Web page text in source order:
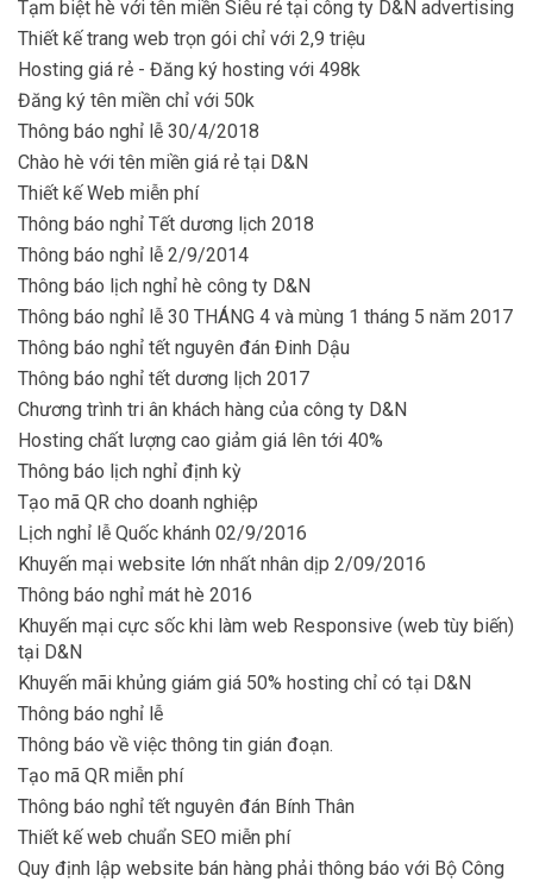
Tạm biệt hè với tên miền Siêu rẻ tại công ty D&N advertising
Thiết kế trang web trọn gói chỉ với 2,9 triệu
Hosting giá rẻ - Đăng ký hosting với 498k
Đăng ký tên miền chỉ với 50k
Thông báo nghỉ lễ 30/4/2018
Chào hè với tên miền giá rẻ tại D&N
Thiết kế Web miễn phí
Thông báo nghỉ Tết dương lịch 2018
Thông báo nghỉ lễ 2/9/2014
Thông báo lịch nghỉ hè công ty D&N
Thông báo nghỉ lễ 30 THÁNG 4 và mùng 1 tháng 5 năm 2017
Thông báo nghỉ tết nguyên đán Đinh Dậu
Thông báo nghỉ tết dương lịch 2017
Chương trình tri ân khách hàng của công ty D&N
Hosting chất lượng cao giảm giá lên tới 40%
Thông báo lịch nghỉ định kỳ
Tạo mã QR cho doanh nghiệp
Lịch nghỉ lễ Quốc khánh 02/9/2016
Khuyến mại website lớn nhất nhân dịp 2/09/2016
Thông báo nghỉ mát hè 2016
Khuyến mại cực sốc khi làm web Responsive (web tùy biến)
tại D&N
Khuyến mãi khủng giám giá 50% hosting chỉ có tại D&N
Thông báo nghỉ lễ
Thông báo về việc thông tin gián đoạn.
Tạo mã QR miễn phí
Thông báo nghỉ tết nguyên đán Bính Thân
Thiết kế web chuẩn SEO miễn phí
Quy định lập website bán hàng phải thông báo với Bộ Công